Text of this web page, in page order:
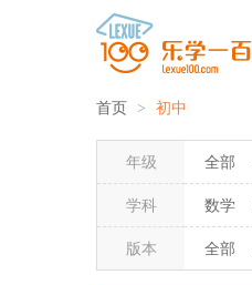
首页 初中
年级 全部
学科 数学
版本 全部